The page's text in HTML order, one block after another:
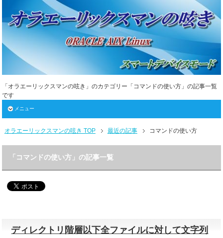
「オラエーリックスマンの呟き」のカテゴリー「コマンドの使い方」の記事一覧
です
メニュー
オラエーリックスマンの呟き TOP 最近の記事 コマンドの使い方
「コマンドの使い方」の記事一覧
ディレクトリ階層以下全ファイルに対して文字列